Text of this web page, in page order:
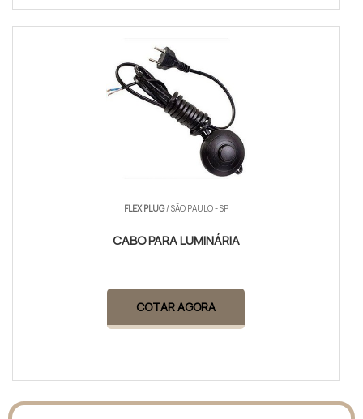
FLEX PLUG/ SÃO PAULO - SP
CABO PARA LUMINÁRIA
COTAR AGORA